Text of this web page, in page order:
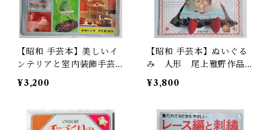
【昭和 手芸本】美しいイ
ンテリアと室内装飾手芸
（昭和45年）
¥3,200
【昭和 手芸本】ぬいぐる
み 人形 尾上雅野作品集
（昭和54年）
¥3,800